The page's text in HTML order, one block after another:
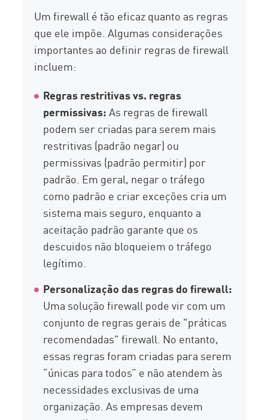
Um firewall é tão eficaz quanto as regras
que ele impõe. Algumas considerações
importantes ao definir regras de firewall
incluem:
Regras restritivas vs. regras
permissivas:As regras de firewall
podem ser criadas para serem mais
restritivas (padrão negar) ou
permissivas (padrão permitir) por
padrão. Em geral, negar o tráfego
como padrão e criar exceções cria um
sistema mais seguro, enquanto a
aceitação padrão garante que os
descuidos não bloqueiem o tráfego
legítimo.
Personalização das regras do firewall:
Uma solução firewall pode vir com um
conjunto de regras gerais de "práticas
recomendadas" firewall. No entanto,
essas regras foram criadas para serem
“únicas para todos” e não atendem às
necessidades exclusivas de uma
organização. As empresas devem